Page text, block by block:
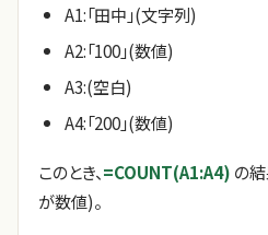
A1:「田中」(文字列)
A2:「100」(数値)
A3:(空白)
A4:「200」(数値)
このとき、=COUNT(A1:A4) の
が数値)。